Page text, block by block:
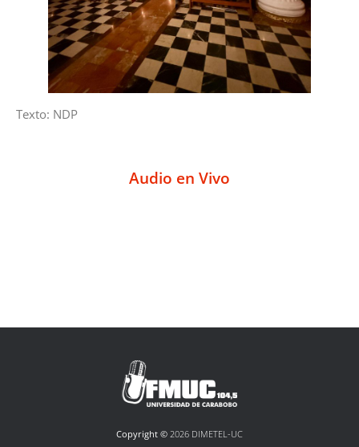
Texto: NDP
Audio en Vivo
Copyright © 2026 DIMETEL-UC